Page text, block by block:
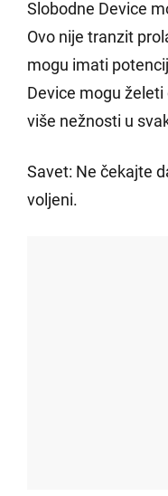
Slobodne Device
Ovo nije tranzit
mogu imati
Device mogu
više nežnosti u
Savet: Ne čekajte
voljeni.